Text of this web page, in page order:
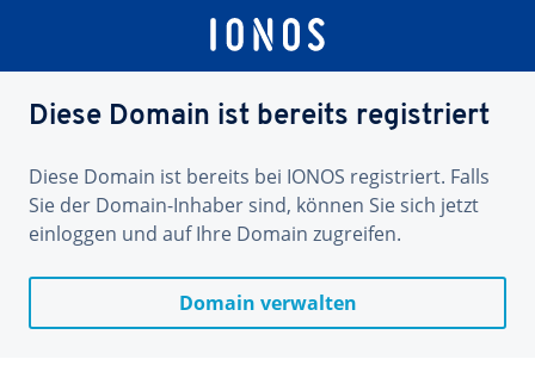
Diese Domain ist bereits registriert
Diese Domain ist bereits bei IONOS registriert. Falls
Sie der Domain-Inhaber sind, können Sie sich jetzt
einloggen und auf Ihre Domain zugreifen.
Domain verwalten